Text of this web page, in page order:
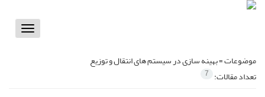
Toggle
موضوعات =بهینه سازی در سیستم های انتقال و توزیع
تعداد مقالات: 7